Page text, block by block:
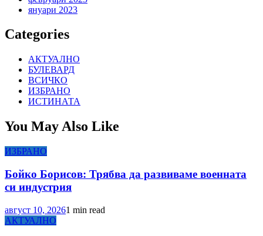
януари 2023
Categories
АКТУАЛНО
БУЛЕВАРД
ВСИЧКО
ИЗБРАНО
ИСТИНАТА
You May Also Like
ИЗБРАНО
Бойко Борисов: Трябва да развиваме военната
си индустрия
август 10, 20261 min read
АКТУАЛНО